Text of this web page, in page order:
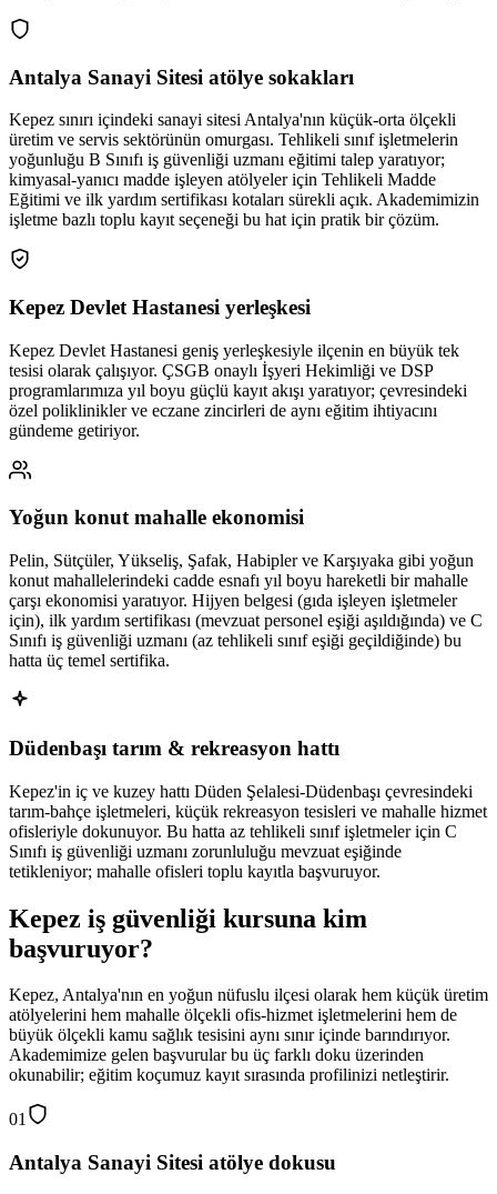
Antalya Sanayi Sitesi atölye sokakları
Kepez sınırı içindeki sanayi sitesi Antalya'nın küçük-orta ölçekli
üretim ve servis sektörünün omurgası. Tehlikeli sınıf işletmelerin
yoğunluğu B Sınıfı iş güvenliği uzmanı eğitimi talep yaratıyor;
kimyasal-yanıcı madde işleyen atölyeler için Tehlikeli Madde
Eğitimi ve ilk yardım sertifikası kotaları sürekli açık. Akademimizin
işletme bazlı toplu kayıt seçeneği bu hat için pratik bir çözüm.
Kepez Devlet Hastanesi yerleşkesi
Kepez Devlet Hastanesi geniş yerleşkesiyle ilçenin en büyük tek
tesisi olarak çalışıyor. ÇSGB onaylı İşyeri Hekimliği ve DSP
programlarımıza yıl boyu güçlü kayıt akışı yaratıyor; çevresindeki
özel poliklinikler ve eczane zincirleri de aynı eğitim ihtiyacını
gündeme getiriyor.
Yoğun konut mahalle ekonomisi
Pelin, Sütçüler, Yükseliş, Şafak, Habipler ve Karşıyaka gibi yoğun
konut mahallelerindeki cadde esnafı yıl boyu hareketli bir mahalle
çarşı ekonomisi yaratıyor. Hijyen belgesi (gıda işleyen işletmeler
için), ilk yardım sertifikası (mevzuat personel eşiği aşıldığında) ve C
Sınıfı iş güvenliği uzmanı (az tehlikeli sınıf eşiği geçildiğinde) bu
hatta üç temel sertifika.
Düdenbaşı tarım & rekreasyon hattı
Kepez'in iç ve kuzey hattı Düden Şelalesi-Düdenbaşı çevresindeki
tarım-bahçe işletmeleri, küçük rekreasyon tesisleri ve mahalle hizmet
ofisleriyle dokunuyor. Bu hatta az tehlikeli sınıf işletmeler için C
Sınıfı iş güvenliği uzmanı zorunluluğu mevzuat eşiğinde
tetikleniyor; mahalle ofisleri toplu kayıtla başvuruyor.
Kepez iş güvenliği kursuna kim
başvuruyor?
Kepez, Antalya'nın en yoğun nüfuslu ilçesi olarak hem küçük üretim
atölyelerini hem mahalle ölçekli ofis-hizmet işletmelerini hem de
büyük ölçekli kamu sağlık tesisini aynı sınır içinde barındırıyor.
Akademimize gelen başvurular bu üç farklı doku üzerinden
okunabilir; eğitim koçumuz kayıt sırasında profilinizi netleştirir.
01
Antalya Sanayi Sitesi atölye dokusu